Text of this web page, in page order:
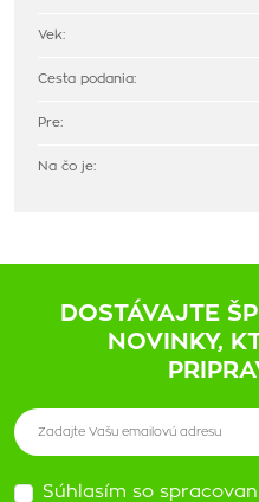
Vek:
Cesta podania:
Pre:
Na čo je:
DOSTÁVAJTE
NOVINKY,
Súhlasím so